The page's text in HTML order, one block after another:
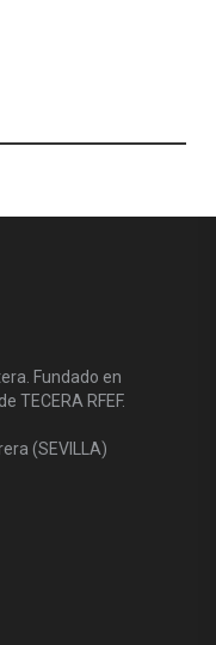
Fundado en
TECERA RFEF.
(SEVILLA)